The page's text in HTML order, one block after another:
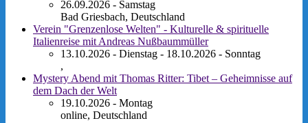
26.09.2026 - Samstag
Bad Griesbach, Deutschland
Verein "Grenzenlose Welten" - Kulturelle & spirituelle
Italienreise mit Andreas Nußbaummüller
13.10.2026 - Dienstag - 18.10.2026 - Sonntag
,
Mystery Abend mit Thomas Ritter: Tibet – Geheimnisse auf
dem Dach der Welt
19.10.2026 - Montag
online, Deutschland